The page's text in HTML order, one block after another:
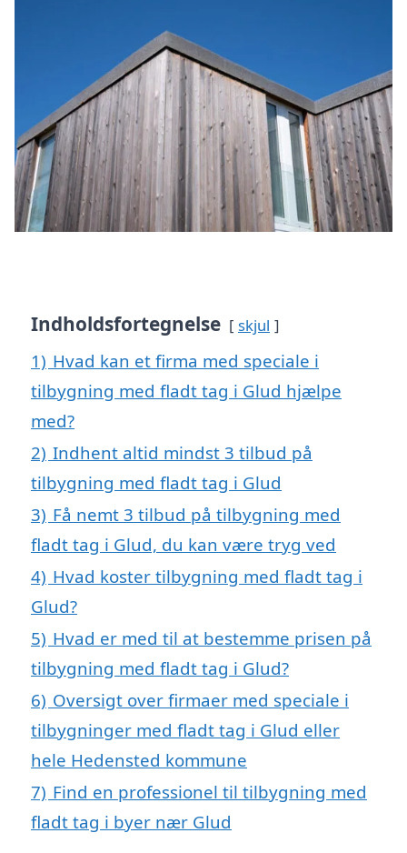
Indholdsfortegnelse skjul
1) Hvad kan et firma med speciale i
tilbygning med fladt tag i Glud hjælpe
med?
2) Indhent altid mindst 3 tilbud på
tilbygning med fladt tag i Glud
3) Få nemt 3 tilbud på tilbygning med
fladt tag i Glud, du kan være tryg ved
4) Hvad koster tilbygning med fladt tag i
Glud?
5) Hvad er med til at bestemme prisen på
tilbygning med fladt tag i Glud?
6) Oversigt over firmaer med speciale i
tilbygninger med fladt tag i Glud eller
hele Hedensted kommune
7) Find en professionel til tilbygning med
fladt tag i byer nær Glud